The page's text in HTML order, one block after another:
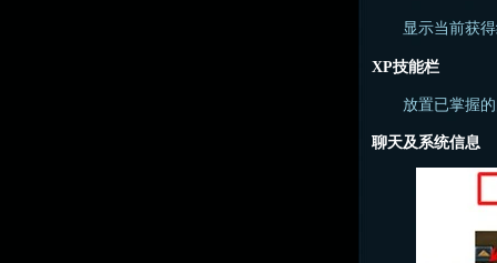
显示当前获得
XP技能栏
放置已掌握的
聊天及系统信息